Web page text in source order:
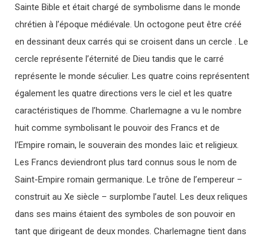
Sainte Bible et était chargé de symbolisme dans le monde
chrétien à l’époque médiévale. Un octogone peut être créé
en dessinant deux carrés qui se croisent dans un cercle . Le
cercle représente l’éternité de Dieu tandis que le carré
représente le monde séculier. Les quatre coins représentent
également les quatre directions vers le ciel et les quatre
caractéristiques de l’homme. Charlemagne a vu le nombre
huit comme symbolisant le pouvoir des Francs et de
l’Empire romain, le souverain des mondes laïc et religieux.
Les Francs deviendront plus tard connus sous le nom de
Saint-Empire romain germanique. Le trône de l’empereur –
construit au Xe siècle – surplombe l’autel. Les deux reliques
dans ses mains étaient des symboles de son pouvoir en
tant que dirigeant de deux mondes. Charlemagne tient dans